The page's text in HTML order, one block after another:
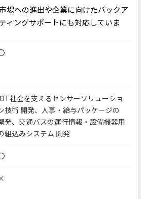
場への進出や企業に向けたパックア
ィングサポートにも対応していま
社会を支えるセンサーソリューショ
技術 開発、人事・給与パッケージの
発、交通バスの運行情報・設備機器用
組込みシステム 開発